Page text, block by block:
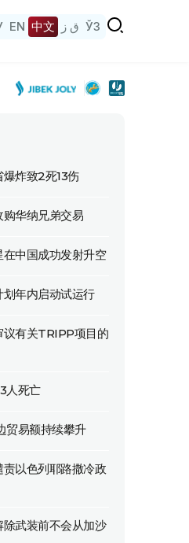
EN 中文 ق ز ЎЗ
炸致2死13伤
华纳兄弟交易
中国成功发射升空
年内启动试运行
议有关TRIPP项目的
人死亡
贸易额持续攀升
以色列耶路撒冷政
武装前不会从加沙